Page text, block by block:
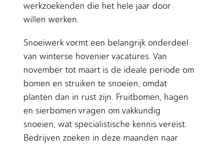
werkzoekenden die het hele jaar door
willen werken.
Snoeiwerk vormt een belangrijk onderdeel
van winterse hovenier vacatures. Van
november tot maart is de ideale periode om
bomen en struiken te snoeien, omdat
planten dan in rust zijn. Fruitbomen, hagen
en sierbomen vragen om vakkundig
snoeien, wat specialistische kennis vereist.
Bedrijven zoeken in deze maanden naar